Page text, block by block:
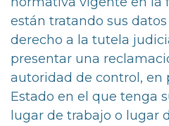
están tratando sus
derecho a la tutela
presentar una
autoridad de control, en
Estado en el que tenga
lugar de trabajo o lugar